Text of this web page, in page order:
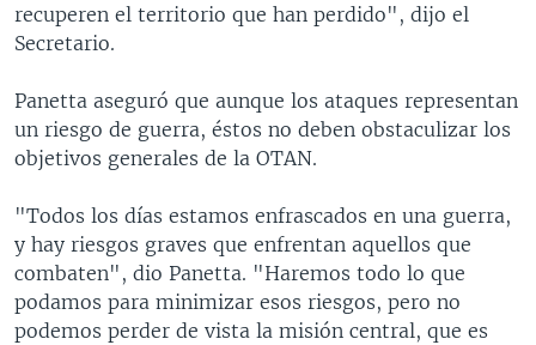
recuperen el territorio que han perdido", dijo el
Secretario.
Panetta aseguró que aunque los ataques representan
un riesgo de guerra, éstos no deben obstaculizar los
objetivos generales de la OTAN.
"Todos los días estamos enfrascados en una guerra,
y hay riesgos graves que enfrentan aquellos que
combaten", dio Panetta. "Haremos todo lo que
podamos para minimizar esos riesgos, pero no
podemos perder de vista la misión central, que es